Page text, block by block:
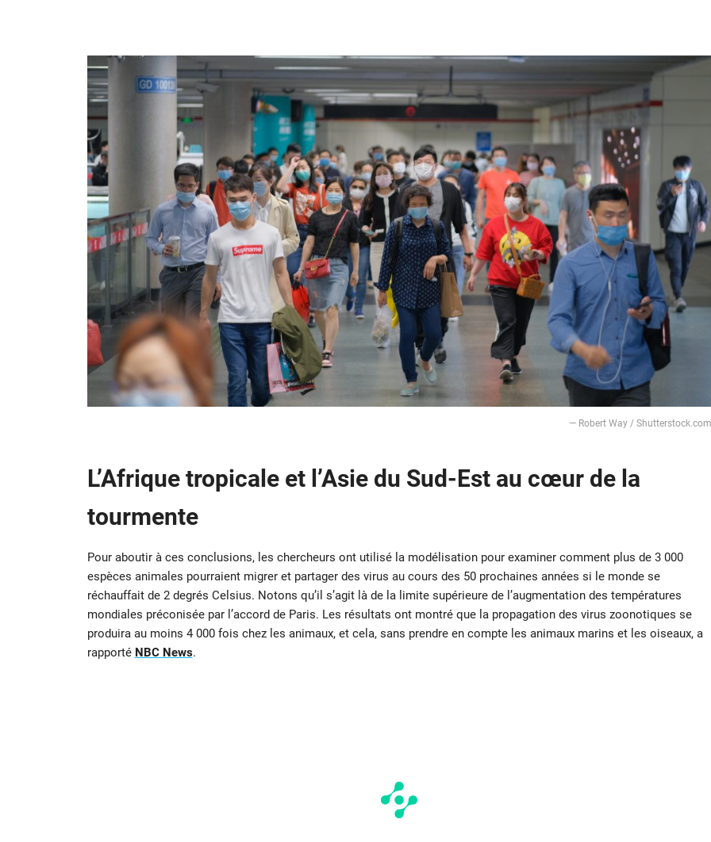
― Robert Way / Shutterstock.com
L’Afrique tropicale et l’Asie du Sud-Est au cœur de la
tourmente
Pour aboutir à ces conclusions, les chercheurs ont utilisé la modélisation pour examiner comment plus de 3 000
espèces animales pourraient migrer et partager des virus au cours des 50 prochaines années si le monde se
réchauffait de 2 degrés Celsius. Notons qu’il s’agit là de la limite supérieure de l’augmentation des températures
mondiales préconisée par l’accord de Paris. Les résultats ont montré que la propagation des virus zoonotiques se
produira au moins 4 000 fois chez les animaux, et cela, sans prendre en compte les animaux marins et les oiseaux, a
rapporté NBC News.